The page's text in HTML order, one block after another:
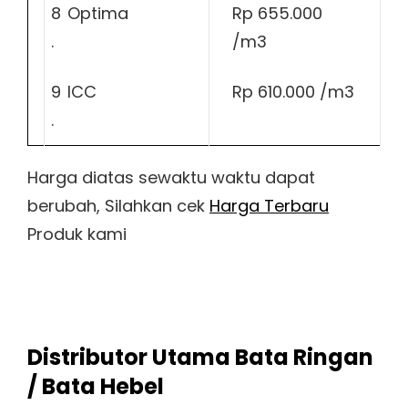
8
.
Optima
Rp 655.000
/m3
9
.
ICC Rp 610.000 /m3
Harga diatas sewaktu waktu dapat
berubah, Silahkan cek Harga Terbaru
Produk kami
Distributor Utama Bata Ringan
/ Bata Hebel